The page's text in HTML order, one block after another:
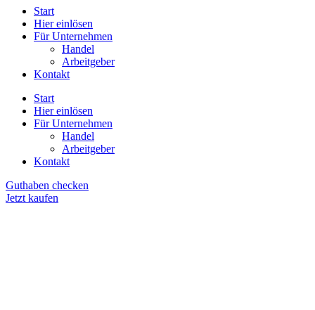
Start
Hier einlösen
Für Unternehmen
Handel
Arbeitgeber
Kontakt
Start
Hier einlösen
Für Unternehmen
Handel
Arbeitgeber
Kontakt
Guthaben checken
Jetzt kaufen